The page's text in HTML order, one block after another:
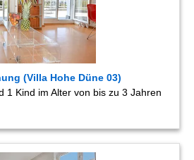
(Villa Hohe Düne 03)
1 Kind im Alter von bis zu 3 Jahren